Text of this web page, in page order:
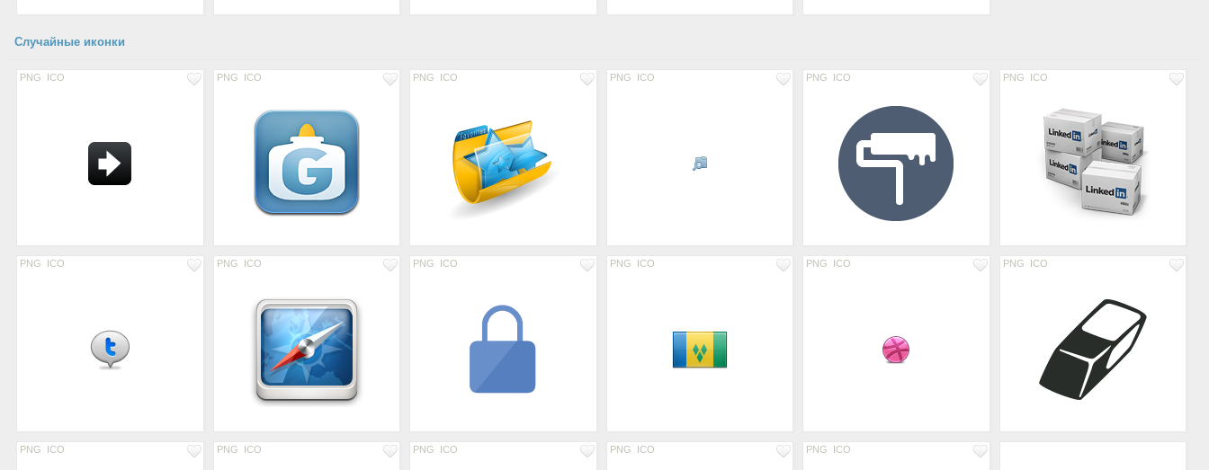
Случайные иконки
PNG ICO PNG ICO PNG ICO PNG ICO PNG ICO PNG ICO
PNG ICO PNG ICO PNG ICO PNG ICO PNG ICO PNG ICO
PNG ICO PNG ICO PNG ICO PNG ICO PNG ICO